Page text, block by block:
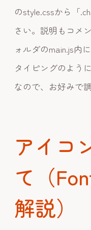
のstyle.cssから「
さい。説明もコメ
ォルダのmain.js内
タイピングのよう
なので、お好みで
アイコ
て（
解説）